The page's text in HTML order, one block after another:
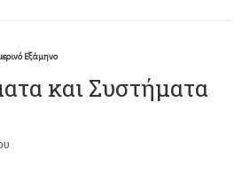
Εξάμηνο
και Συστήματα